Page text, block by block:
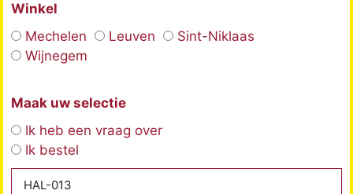
Winkel
Mechelen
Leuven
Sint-Niklaas
Wijnegem
Maak uw selectie
Ik heb een vraag over
Ik bestel